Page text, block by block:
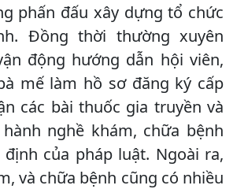
phấn đấu xây dựng tổ chức
Đồng thời thường xuyên
động hướng dẫn hội viên,
mế làm hồ sơ đăng ký cấp
các bài thuốc gia truyền và
nghề khám, chữa bệnh
của pháp luật. Ngoài ra,
và chữa bệnh cũng có nhiều